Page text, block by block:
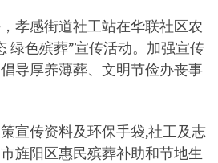
孝感街道社工站在华联社区农
绿色殡葬”宣传活动。加强宣传
导厚养薄葬、文明节俭办丧事
宣传资料及环保手袋,社工及志
旌阳区惠民殡葬补助和节地生